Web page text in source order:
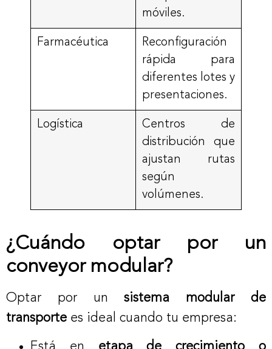
móviles.
Farmacéutica
Reconfiguración
rápida para
diferentes lotes y
presentaciones.
Logística
Centros de
distribución que
ajustan rutas
según
volúmenes.
¿Cuándo optar por un
conveyor modular?
Optar por unsistema modular de
transporte es ideal cuando tu empresa: